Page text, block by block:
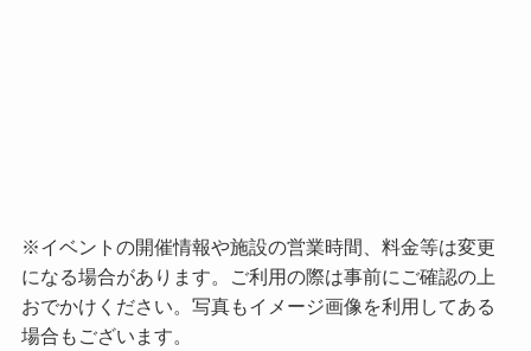
※イベントの開催情報や施設の営業時間、料金等は変更
になる場合があります。ご利用の際は事前にご確認の上
おでかけください。写真もイメージ画像を利用してある
場合もございます。